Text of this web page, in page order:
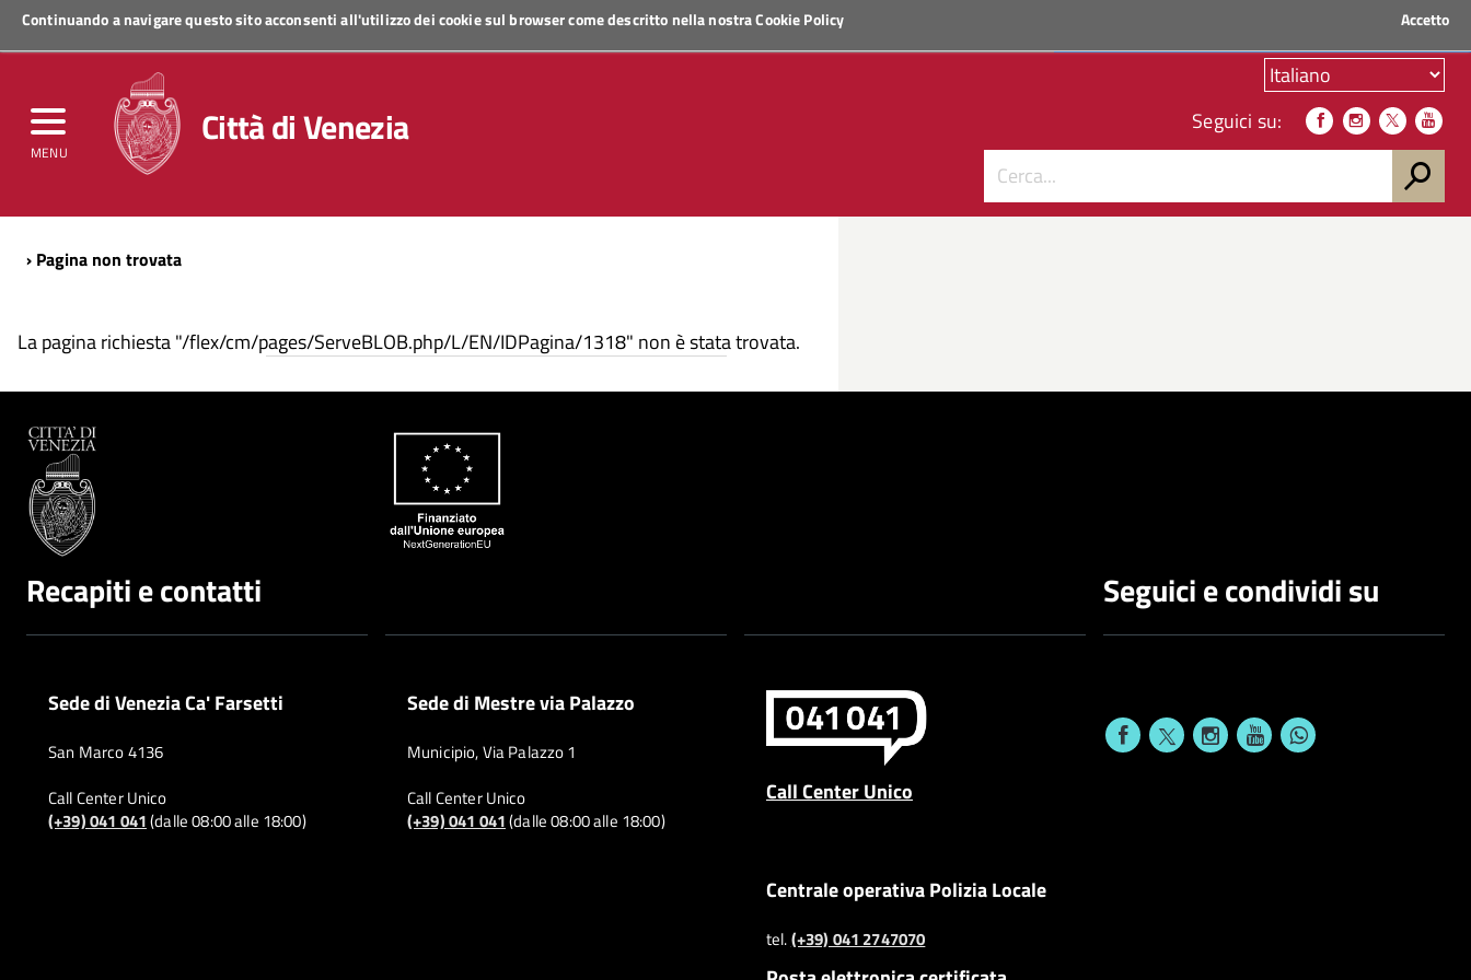
Continuando a navigare questo sito acconsenti all'utilizzo dei cookie sul browser come descritto nella nostraCookie Policy Accetto
MENU
Regione Veneto
Città di Venezia Seguici su:
› Pagina non trovata
La pagina richiesta "/flex/cm/pages/ServeBLOB.php/L/EN/IDPagina/1318" non è stata trovata.
Recapiti e contatti
Sede di Venezia Ca' Farsetti
San Marco 4136
Call Center Unico
(+39) 041 041(dalle 08:00 alle 18:00)
Sede di Mestre via Palazzo
Municipio, Via Palazzo 1
Call Center Unico
(+39) 041 041(dalle 08:00 alle 18:00)
Call Center Unico
Centrale operativa Polizia Locale
tel.(+39) 041 2747070
Seguici e condividi su